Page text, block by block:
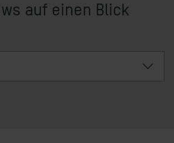
auf einen Blick